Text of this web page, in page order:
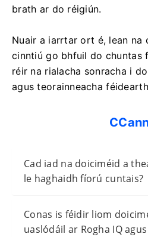
brath ar do réigiún.
Nuair a iarrtar ort é, lean na
cinntiú go bhfuil do chuntas
réir na rialacha sonracha i
agus teorainneacha
Cad iad na doiciméid a
le haghaidh fíorú cuntais?
Conas is féidir liom
uaslódáil ar Rogha IQ